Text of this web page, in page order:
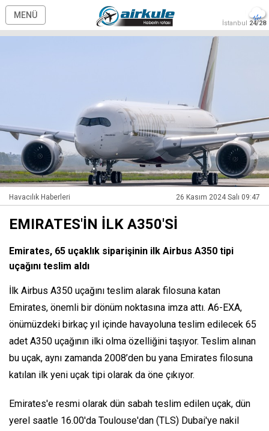
MENÜ
İstanbul 24/28
Havacılık Haberleri 26 Kasım 2024 Salı 09:47
EMIRATES'İN İLK A350'Sİ
Emirates, 65 uçaklık siparişinin ilk Airbus A350 tipi
uçağını teslim aldı
İlk Airbus A350 uçağını teslim alarak filosuna katan
Emirates, önemli bir dönüm noktasına imza attı. A6-EXA,
önümüzdeki birkaç yıl içinde havayoluna teslim edilecek 65
adet A350 uçağının ilki olma özelliğini taşıyor. Teslim alınan
bu uçak, aynı zamanda 2008’den bu yana Emirates filosuna
katılan ilk yeni uçak tipi olarak da öne çıkıyor.
Emirates'e resmi olarak dün sabah teslim edilen uçak, dün
yerel saatle 16.00'da Toulouse'dan (TLS) Dubai'ye nakil